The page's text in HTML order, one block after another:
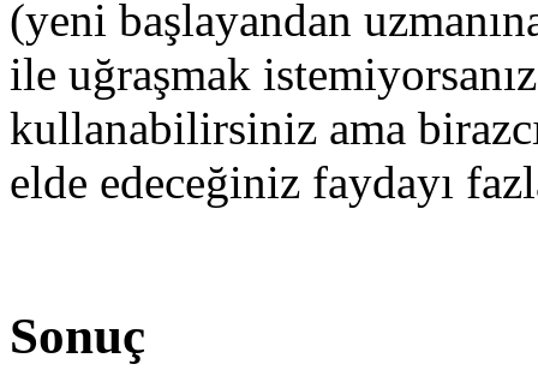
(yeni başlayandan
ile uğraşmak
kullanabilirsiniz ama
elde edeceğiniz faydayı
Sonuç